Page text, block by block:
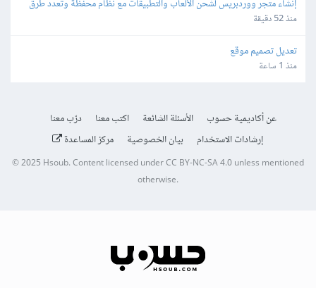
الدفع
منذ 52 دقيقة
تعديل تصميم موقع
منذ 1 ساعة
عن أكاديمية حسوب الأسئلة الشائعة اكتب معنا
درّب معنا
إرشادات الاستخدام
بيان الخصوصية مركز المساعدة
© 2025 Hsoub.Content licensed underCC BY-NC-SA 4.0unless mentioned
otherwise.